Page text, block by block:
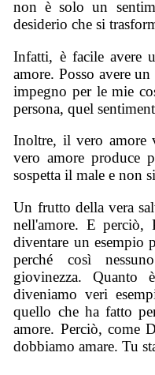
non è solo un
desiderio che si
Infatti, è facile avere
amore. Posso avere
impegno per le mie
persona, quel
Inoltre, il vero
vero amore produce
sospetta il male e non
Un frutto della vera
nell'amore. E perciò,
diventare un esempio
perché così
giovinezza. Quanto
diveniamo veri
quello che ha fatto
amore. Perciò, come
dobbiamo amare. Tu